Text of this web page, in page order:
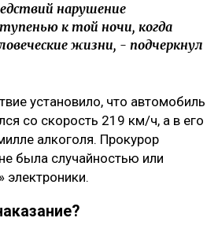
нарушение
к той ночи, когда
жизни, - подчеркнул
установило, что автомобиль
со скорость 219 км/ч, а в его
алкоголя. Прокурор
была случайностью или
электроники.